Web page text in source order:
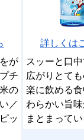
が
チ
の
／
ッ
詳しくは
スッーと口
広がりとても
楽に飲める
わらかい旨
まとまってい